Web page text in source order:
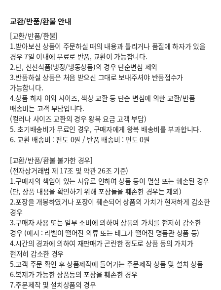
교환/반품/환불 안내
[교환/반품/환불]
1.받아보신 상품이 주문하실 때의 내용과 틀리거나 품질에 하자가 있을
경우 7일 이내에 무료로 반품, 교환이 가능합니다.
2.단, 신선식품(냉장/냉동상품)의 경우 단순변심 제외
3.반품하실 상품은 처음 받으신 그대로 보내주셔야 반품접수가
가능합니다.
4.상품 하자 이외 사이즈, 색상 교환 등 단순 변심에 의한 교환/반품
배송비는 고객 부담입니다.
(컬러나 사이즈 교환의 경우 왕복 요금 고객 부담)
5. 초기배송비가 무료인 경우, 구매자에게 왕복 배송비를 부과합니다.
6.교환 배송비 : 편도 0원 / 반품 배송비 : 편도 0원
[교환/반품/환불 불가한 경우]
(전자상거래법 제 17조 및 약관 26조 기준)
1.구매자의 책임이 있는 사유로 인하여 상품 등이 멸실 또는 훼손된 경우
(단, 상품 내용을 확인하기 위해 포장들을 훼손한 경우는 제외)
2.포장을 개봉하였거나 포장이 훼손되어 상품의 가치가 현저하게 감소한
경우
3.구매자 사용 또는 일부 소비에 의하여 상품의 가치를 현저히 감소한
경우 (예시 : 라벨이 떨어진 의류 또는 태그가 떨어진 명품관 상품 등)
4.시간의 경과에 의하여 재판매가 곤란한 정도로 상품 등의 가치가
현저히 감소한 경우
5.고객 주문 확인 후 상품제작에 들어가는 주문제작 상품 및 설치 상품
6.복제가 가능한 상품등의 포장을 훼손한 경우
7.주문제작 및 설치상품의 경우